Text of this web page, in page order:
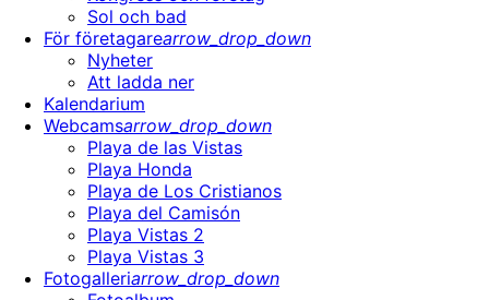
Sol och bad
För företagarearrow_drop_down
Nyheter
Att ladda ner
Kalendarium
Webcamsarrow_drop_down
Playa de las Vistas
Playa Honda
Playa de Los Cristianos
Playa del Camisón
Playa Vistas 2
Playa Vistas 3
Fotogalleriarrow_drop_down